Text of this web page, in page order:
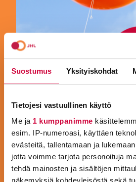
Suostumus Yksityiskohdat
Tietojesi vastuullinen käyttö
Me ja 1 kumppanimme
esim. IP-numeroasi, käyttäen
evästeitä, tallentamaan ja
jotta voimme tarjota personoituja
tehdä mainosten ja sisältöjen
näkemyksiä kohdeyleisöstä sekä
LIITY JÄSENEKSI!
Jäsenemme työskentelevät noin
tuhannessa eri ammatissa
julkisten palvelujen parissa.
sote-ammattilainen,
keittäjä, sihteeri, vartija tai
olemme ammattiliittosi!